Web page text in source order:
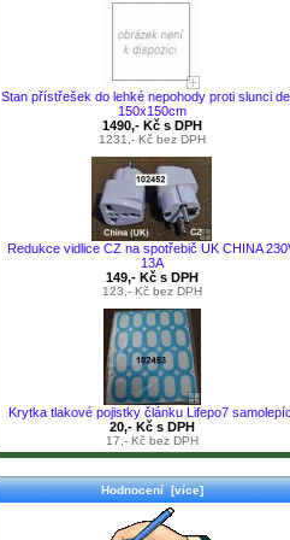
Stan přístřešek do lehké nepohody proti slunci
150x150cm
1490,- Kč s DPH
1231,- Kč bez DPH
Redukce vidlice CZ na spotřebič UK CHINA
13A
149,- Kč s DPH
123,- Kč bez DPH
Krytka tlakové pojistky článku Lifepo7
20,- Kč s DPH
17,- Kč bez DPH
Hodnocení [více]